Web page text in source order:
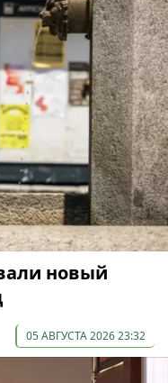
новый
05 АВГУСТА 2026 23:32